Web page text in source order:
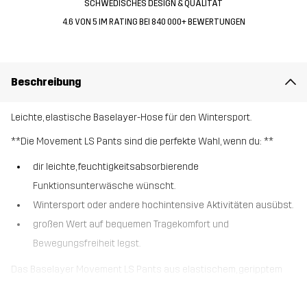
SCHWEDISCHES DESIGN & QUALITÄT
4.6 VON 5 IM RATING BEI 840 000+ BEWERTUNGEN
Beschreibung
Leichte, elastische Baselayer-Hose für den Wintersport.
**Die Movement LS Pants sind die perfekte Wahl, wenn du: **
dir leichte, feuchtigkeitsabsorbierende
Funktionsunterwäsche wünscht.
Wintersport oder andere hochintensive Aktivitäten ausübst.
großen Wert auf bequemen Tragekomfort und
Bewegungsfreiheit legst.
Das Baselayer Movement LS Pants aus elastischem, geripptem